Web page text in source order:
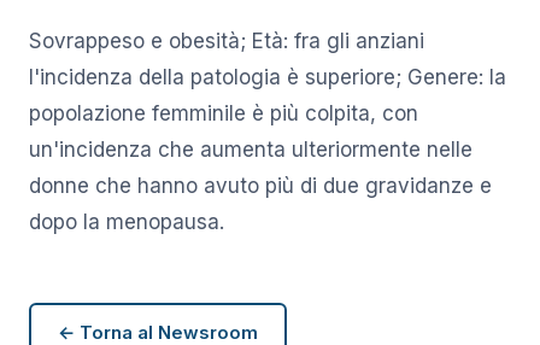
Sovrappeso e obesità; Età: fra gli anziani
l'incidenza della patologia è superiore; Genere: la
popolazione femminile è più colpita, con
un'incidenza che aumenta ulteriormente nelle
donne che hanno avuto più di due gravidanze e
dopo la menopausa.
← Torna al Newsroom